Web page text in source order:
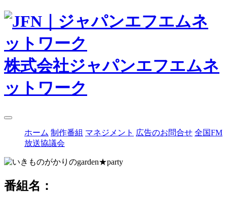
株式会社ジャパンエフエムネ
ットワーク
ホーム 制作番組 マネジメント 広告のお問合せ 全国FM
放送協議会
番組名：